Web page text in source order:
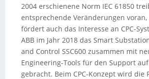
2004 erschienene Norm IEC 61850
entsprechende Veränderungen
fördert auch das Interesse an CPC-
ABB im Jahr 2018 das Smart
and Control SSC600 zusammen mit
Engineering-Tools für den Support
gebracht. Beim CPC-Konzept wird die